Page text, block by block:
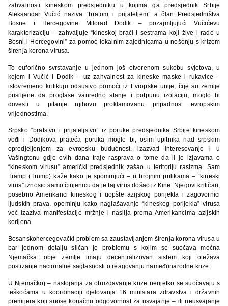
zahvalnosti kineskom predsjedniku u kojima ga predsjednik Srbije
Aleksandar Vučić naziva “bratom i prijateljem” a član Predsjedništva
Bosne i Hercegovine Milorad Dodik – pozajmljujući Vučićevu
karakterizaciju – zahvaljuje “kineskoj braći i sestrama koji žive i rade u
Bosni i Hercegovini” za pomoć lokalnim zajednicama u nošenju s krizom
širenja korona virusa.
To euforično svrstavanje u jednom još otvorenom sukobu svjetova, u
kojem i Vučić i Dodik – uz zahvalnost za kineske maske i rukavice –
istovremeno kritikuju odsustvo pomoći iz Evropske unije, čije su zemlje
prisiljene da proglase vanredno stanje i potpunu izolaciju, moglo bi
dovesti u pitanje njihovu proklamovanu pripadnost evropskim
vrijednostima.
Srpsko “bratstvo i prijateljstvo” iz poruke predsjednika Srbije kineskom
vođi i Dodikova prateća poruka mogle bi, osim upitnika nad srpskim
opredjeljenjem za evropsku budućnost, izazvati interesovanje i u
Vašingtonu gdje ovih dana traje rasprava o tome da li je izjavama o
“kineskom virusu” američki predsjednik zašao u teritoriju rasizma. Sam
Tramp (Trump) kaže kako je spominjući – u brojnim prilikama – “kineski
virus” iznosio samo činjenicu da je taj virus došao iz Kine. Njegovi kritičari,
posebno Amerikanci kineskog i uopšte azijskog porijekla i zagovornici
ljudskih prava, opominju kako naglašavanje “kineskog porijekla” virusa
već izaziva manifestacije mržnje i nasilja prema Amerikancima azijskih
korijena.
Bosanskohercegovački problem sa zaustavljanjem širenja korona virusa u
bar jednom detalju sličan je problemu s kojim se suočava moćna
Njemačka: obje zemlje imaju decentralizovan sistem koji otežava
postizanje nacionalne saglasnosti o reagovanju nameđunarodne krize.
U Njemačkoj – nastojanja za obuzdavanje krize nerijetko se suočavaju s
teškoćama u koordinaciji djelovanja 16 ministara zdravstva i državnih
premijera koji snose konačnu odgovornost za usvajanje – ili neusvajanje